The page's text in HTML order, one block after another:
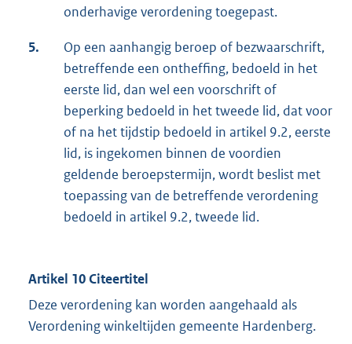
onderhavige verordening toegepast.
5.
Op een aanhangig beroep of bezwaarschrift,
betreffende een ontheffing, bedoeld in het
eerste lid, dan wel een voorschrift of
beperking bedoeld in het tweede lid, dat voor
of na het tijdstip bedoeld in artikel 9.2, eerste
lid, is ingekomen binnen de voordien
geldende beroepstermijn, wordt beslist met
toepassing van de betreffende verordening
bedoeld in artikel 9.2, tweede lid.
Artikel 10 Citeertitel
Deze verordening kan worden aangehaald als
Verordening winkeltijden gemeente Hardenberg.